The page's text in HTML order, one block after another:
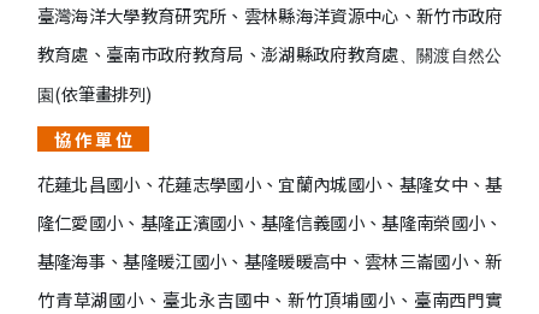
臺灣海洋大學教育研究所、雲林縣海洋資源中心、新竹市政府
教育處、臺南市政府教育局、澎湖縣政府教育處 、關渡自然公
園(依筆畫排列)
協 作 單 位
花蓮北昌國小、花蓮志學國小、宜蘭內城國小、基隆女中、基
隆仁愛國小、基隆正濱國小、基隆信義國小、基隆南榮國小、
基隆海事、基隆暖江國小、基隆暖暖高中、雲林三崙國小、新
竹青草湖國小、臺北永吉國中、新竹頂埔國小、臺南西門實